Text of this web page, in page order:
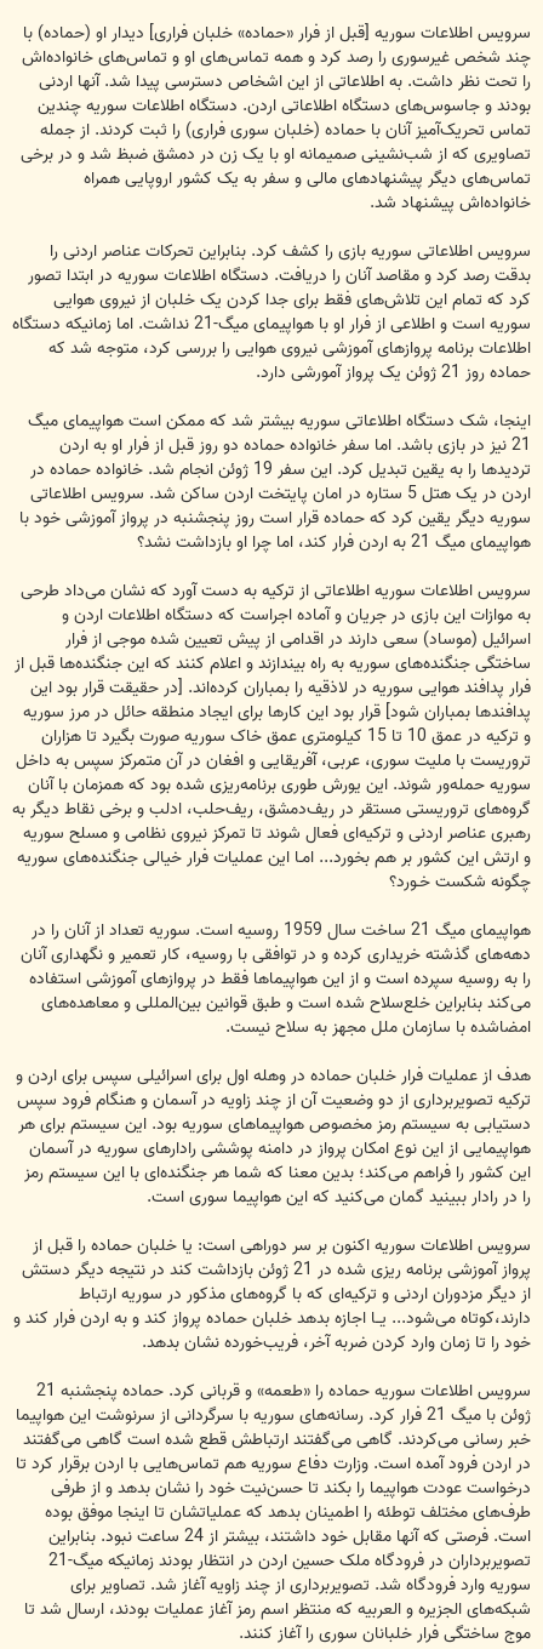
سرویس اطلاعات سوریه [قبل از فرار «حماده» خلبان فراری] دیدار او (حماده) با
چند شخص غیرسوری را رصد کرد و همه تماس‌های او و تماس‌های خانواده‌اش
را تحت نظر داشت. به اطلاعاتی از این اشخاص دسترسی پیدا شد. آنها اردنی
بودند و جاسوس‌های دستگاه اطلاعاتی اردن. دستگاه اطلاعات سوریه چندین
تماس تحریک‌آمیز آنان با حماده (خلبان سوری فراری) را ثبت کردند. از جمله
تصاویری که از شب‌نشینی صمیمانه او با یک زن در دمشق ضبظ شد و در برخی
تماس‌های دیگر پیشنهادهای مالی و سفر به یک کشور اروپایی همراه
خانواده‌اش پیشنهاد شد.
سرویس اطلاعاتی سوریه بازی را کشف کرد. بنابراین تحرکات عناصر اردنی را
بدقت رصد کرد و مقاصد آنان را دریافت. دستگاه اطلاعات سوریه در ابتدا تصور
کرد که تمام این تلاش‌های فقط برای جدا کردن یک خلبان از نیروی هوایی
سوریه است و اطلاعی از فرار او با هواپیمای میگ-21 نداشت. اما زمانیکه دستگاه
اطلاعات برنامه پروازهای آموزشی نیروی هوایی را بررسی کرد، متوجه شد که
حماده روز 21 ژوئن یک پرواز آمورشی دارد.
اینجا، شک دستگاه اطلاعاتی سوریه بیشتر شد که ممکن است هواپیمای میگ
21 نیز در بازی باشد. اما سفر خانواده حماده دو روز قبل از فرار او به اردن
تردیدها را به یقین تبدیل کرد. این سفر 19 ژوئن انجام شد. خانواده حماده در
اردن در یک هتل 5 ستاره در امان پایتخت اردن ساکن شد. سرویس اطلاعاتی
سوریه دیگر یقین کرد که حماده قرار است روز پنجشنبه در پرواز آموزشی خود با
هواپیمای میگ 21 به اردن فرار کند، اما چرا او بازداشت نشد؟
سرویس اطلاعات سوریه اطلاعاتی از ترکیه به دست آورد که نشان می‌داد طرحی
به موازات این بازی در جریان و آماده اجراست که دستگاه اطلاعات اردن و
اسرائیل (موساد) سعی دارند در اقدامی از پیش تعیین شده موجی از فرار
ساختگی جنگنده‌های سوریه به راه بیندازند و اعلام کنند که این جنگنده‌ها قبل از
فرار پدافند هوایی سوریه در لاذقیه را بمباران کرده‌اند. [در حقیقت قرار بود این
پدافندها بمباران شود] قرار بود این کارها برای ایجاد منطقه حائل در مرز سوریه
و ترکیه در عمق 10 تا 15 کیلومتری عمق خاک سوریه صورت بگیرد تا هزاران
تروریست با ملیت سوری، عربی، آفریقایی و افغان در آن متمرکز سپس به داخل
سوریه حمله‌ور شوند. این یورش طوری برنامه‌ریزی شده بود که همزمان با آنان
گروه‌های تروریستی مستقر در ریف‌دمشق، ریف‌حلب، ادلب و برخی نقاط دیگر به
رهبری عناصر اردنی و ترکیه‌ای فعال شوند تا تمرکز نیروی نظامی و مسلح سوریه
و ارتش این کشور بر هم بخورد... امـا این عملیات فرار خیالی جنگنده‌های سوریه
چگونه شکست خـورد؟
هواپیمای میگ 21 ساخت سال 1959 روسیه است. سوریه تعداد از آنان را در
دهه‌های گذشته خریداری کرده و در توافقی با روسیه، کار تعمیر و نگهداری آنان
را به روسیه سپرده است و از این هواپیماها فقط در پروازهای آموزشی استفاده
می‌کند بنابراین خلع‌سلاح شده است و طبق قوانین بین‌المللی و معاهده‌های
امضاشده با سازمان ملل مجهز به سلاح نیست.
هدف از عملیات فرار خلبان حماده در وهله اول برای اسرائیلی سپس برای اردن و
ترکیه تصویربرداری از دو وضعیت آن از چند زاویه در آسمان و هنگام فرود سپس
دستیابی به سیستم رمز مخصوص هواپیماهای سوریه بود. این سیستم برای هر
هواپیمایی از این نوع امکان پرواز در دامنه پوششی رادارهای سوریه در آسمان
این کشور را فراهم می‌کند؛ بدین معنا که شما هر جنگنده‌ای با این سیستم رمز
را در رادار ببینید گمان می‌کنید که این هواپیما سوری است.
سرویس اطلاعات سوریه اکنون بر سر دوراهی است: یا خلبان حماده را قبل از
پرواز آموزشی برنامه ریزی شده در 21 ژوئن بازداشت کند در نتیجه دیگر دستش
از دیگر مزدوران اردنی و ترکیه‌ای که با گروه‌های مذکور در سوریه ارتباط
دارند،‌کوتاه می‌شود... یــا اجازه بدهد خلبان حماده پرواز کند و به اردن فرار کند و
خود را تا زمان وارد کردن ضربه آخر، فریب‌خورده نشان بدهد.
سرویس اطلاعات سوریه حماده را «طعمه» و قربانی کرد. حماده پنجشنبه 21
ژوئن با میگ 21 فرار کرد. رسانه‌های سوریه با سرگردانی از سرنوشت این هواپیما
خبر رسانی می‌کردند. گاهی می‌گفتند ارتباطش قطع شده است گاهی می‌گفتند
در اردن فرود آمده است. وزارت دفاع سوریه هم تماس‌هایی با اردن برقرار کرد تا
درخواست عودت هواپیما را بکند تا حسن‌نیت خود را نشان بدهد و از طرفی
طرف‌های مختلف توطئه را اطمینان‌ بدهد که عملیاتشان تا اینجا موفق بوده
است. فرصتی که آنها مقابل خود داشتند، بیشتر از 24 ساعت نبود. بنابراین
تصویربرداران در فرودگاه ملک حسین اردن در انتظار بودند زمانیکه میگ-21
سوریه وارد فرودگاه شد. تصویربرداری از چند زاویه آغاز شد. تصاویر برای
شبکه‌های الجزیره و العربیه که منتظر اسم رمز آغاز عملیات بودند، ارسال شد تا
موج ساختگی فرار خلبانان سوری را آغاز کنند.